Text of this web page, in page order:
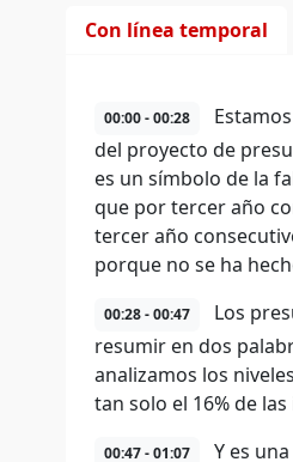
Con línea temporal
00:00 - 00:28
del proyecto de
es un símbolo de la
que por tercer año
tercer año
porque no se ha
00:28 - 00:47
Los
resumir en dos
analizamos los
tan solo el 16% de
00:47 - 01:07
Y es